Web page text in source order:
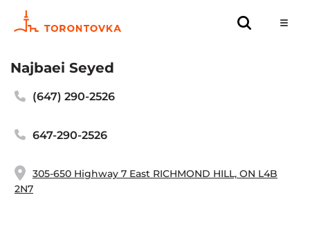
Najbaei Seyed
(647) 290-2526
647-290-2526
305-650 Highway 7 East RICHMOND HILL, ON L4B
2N7